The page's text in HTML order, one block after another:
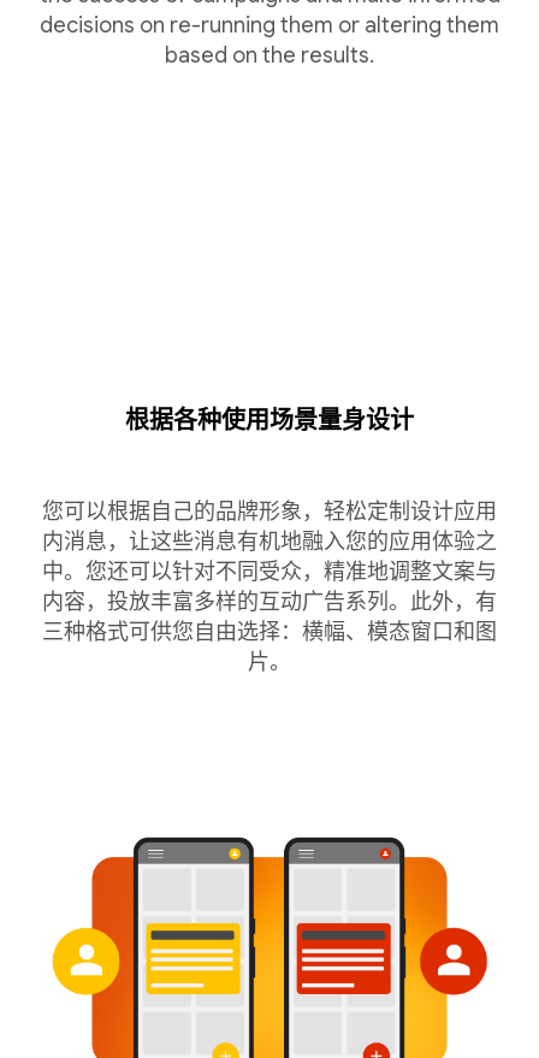
decisions on re-running them or altering them
based on the results.
根据各种使用场景量身设计
您可以根据自己的品牌形象，轻松定制设计应用
内消息，让这些消息有机地融入您的应用体验之
中。您还可以针对不同受众，精准地调整文案与
内容，投放丰富多样的互动广告系列。此外，有
三种格式可供您自由选择：横幅、模态窗口和图
片。